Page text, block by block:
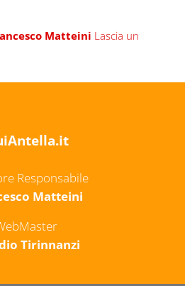
Matteini Lascia un
Responsabile
Matteini
Tirinnanzi